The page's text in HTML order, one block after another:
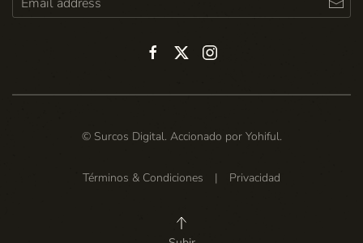
© Surcos Digital. Accionado por Yohiful.
Términos & Condiciones | Privacidad